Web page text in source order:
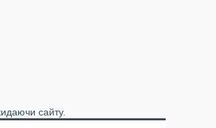
сайту.